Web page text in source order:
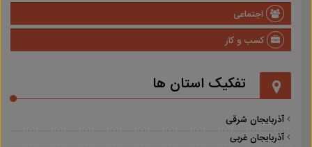
اجتماعی
کسب و کار
تفکیک استان ها
آذربایجان شرقی
آذربایجان غربی